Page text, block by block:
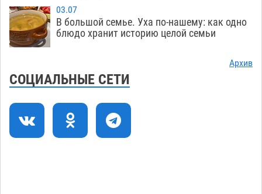
12:16
В астраханском селе невестка изрешетила
машину свекрови
06.08
нелегалов прямым рейсом из Шереметьево
11:08 Как астраханцы назвали своих детей в июле
03.07
В большой семье. Уха по-нашему: как одно
блюдо хранит историю целой семьи
Архив
СОЦИАЛЬНЫЕ СЕТИ